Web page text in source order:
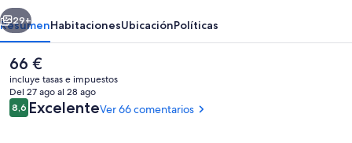
Hotel
Siguiente
29+
ResumenHabitacionesUbicaciónPolíticas
El
precio
actual
es
de
66 €
incluye tasas e impuestos
Del 27 ago al 28 ago
Comentarios
8,68,6 de 10
ExcelenteVer 66 comentarios